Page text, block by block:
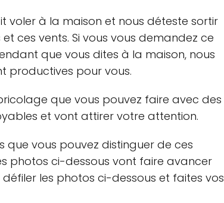
voler à la maison et nous déteste sortir
ces vents. Si vous vous demandez ce
que vous dites à la maison, nous
productives pour vous.
que vous pouvez faire avec des
et vont attirer votre attention.
que vous pouvez distinguer de ces
photos ci-dessous vont faire avancer
les photos ci-dessous et faites vos